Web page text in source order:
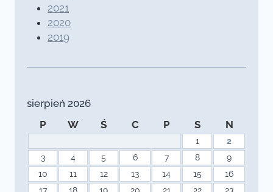
2021
2020
2019
sierpień 2026
P
W Ś C P S N
1
2
3
4 5 6 7 8
9
10
11 12 13 14 15
16